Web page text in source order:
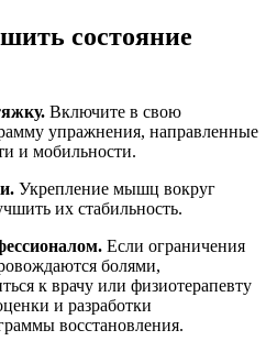
состояние
Включите в свою
упражнения, направленные
и мобильности.
Укрепление мышц вокруг
их стабильность.
Если ограничения
болями,
к врачу или физиотерапевту
и разработки
восстановления.